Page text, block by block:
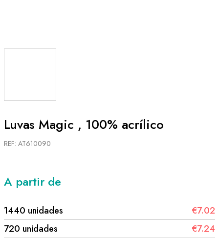
Luvas Magic , 100% acrílico
REF: AT610090
A partir de
1440 unidades
€7.02
720 unidades
€7.24